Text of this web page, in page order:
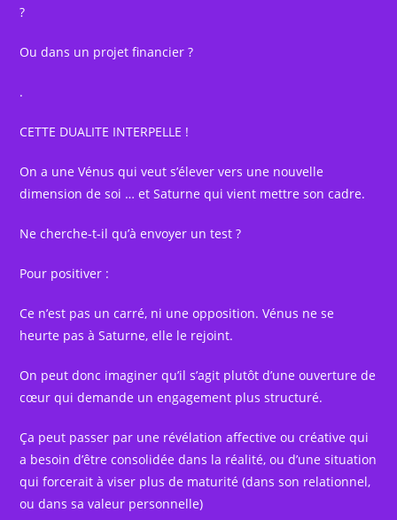
?
Ou dans un projet financier ?
.
CETTE DUALITE INTERPELLE !
On a une Vénus qui veut s’élever vers une nouvelle
dimension de soi … et Saturne qui vient mettre son cadre.
Ne cherche-t-il qu’à envoyer un test ?
Pour positiver :
Ce n’est pas un carré, ni une opposition. Vénus ne se
heurte pas à Saturne, elle le rejoint.
On peut donc imaginer qu’il s’agit plutôt d’une ouverture de
cœur qui demande un engagement plus structuré.
Ça peut passer par une révélation affective ou créative qui
a besoin d’être consolidée dans la réalité, ou d’une situation
qui forcerait à viser plus de maturité (dans son relationnel,
ou dans sa valeur personnelle)